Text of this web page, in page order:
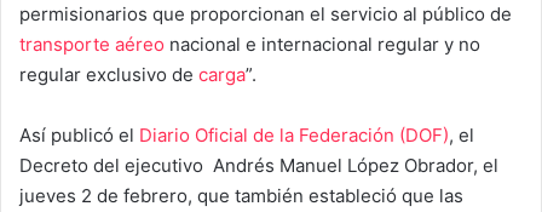
permisionarios que proporcionan el servicio al público de
transporte aéreo nacional e internacional regular y no
regular exclusivo de carga”.
Así publicó el Diario Oficial de la Federación (DOF), el
Decreto del ejecutivo Andrés Manuel López Obrador, el
jueves 2 de febrero, que también estableció que las